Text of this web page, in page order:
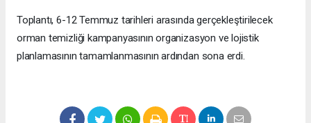
Toplantı, 6-12 Temmuz tarihleri arasında gerçekleştirilecek
orman temizliği kampanyasının organizasyon ve lojistik
planlamasının tamamlanmasının ardından sona erdi.